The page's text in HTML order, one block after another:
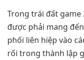
Trong trái đất game
được phải mang
phối liên hiệp vào
rối trong thành lập